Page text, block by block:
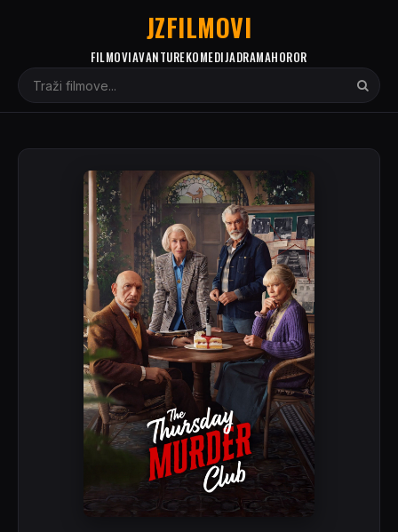
JZFILMOVI
FILMOVIAVANTUREKOMEDIJADRAMAHOROR